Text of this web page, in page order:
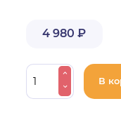
4 980 ₽
В